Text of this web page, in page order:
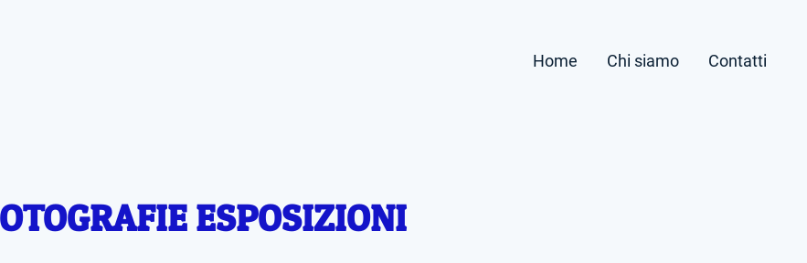
Home Chi siamo Contatti
ESPOSIZIONI